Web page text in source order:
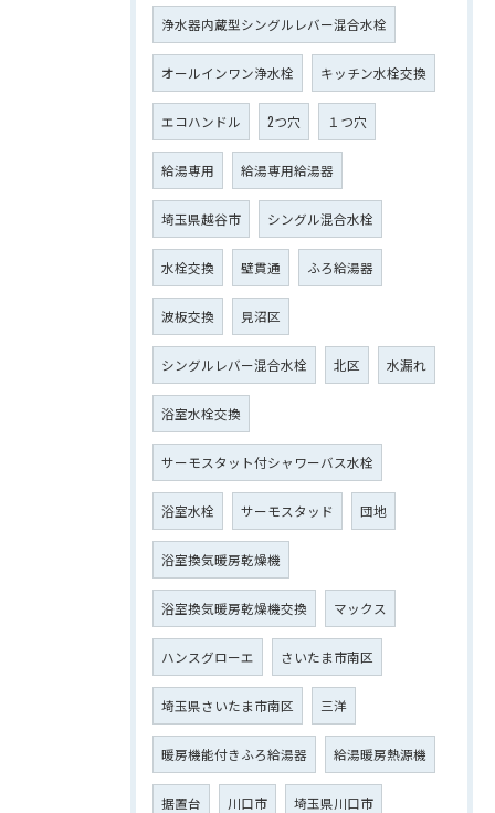
浄水器内蔵型シングルレバー混合水栓
オールインワン浄水栓 キッチン水栓交換
エコハンドル 2つ穴 １つ穴
給湯専用 給湯専用給湯器
埼玉県越谷市 シングル混合水栓
水栓交換 壁貫通 ふろ給湯器
波板交換 見沼区
シングルレバー混合水栓 北区 水漏れ
浴室水栓交換
サーモスタット付シャワーバス水栓
浴室水栓 サーモスタッド 団地
浴室換気暖房乾燥機
浴室換気暖房乾燥機交換 マックス
ハンスグローエ さいたま市南区
埼玉県さいたま市南区 三洋
暖房機能付きふろ給湯器 給湯暖房熱源機
据置台 川口市 埼玉県川口市